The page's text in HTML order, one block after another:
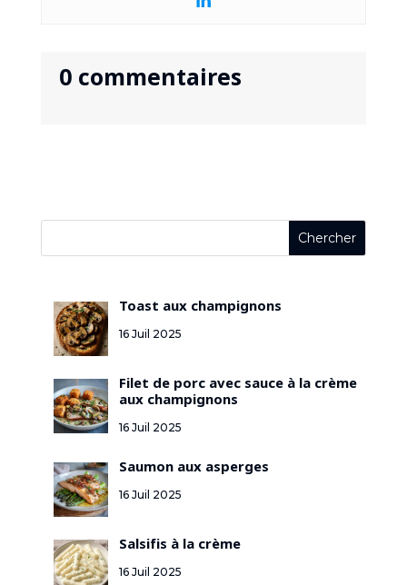
0 commentaires
Toast aux champignons
16 Juil 2025
Filet de porc avec sauce à la crème
aux champignons
16 Juil 2025
Saumon aux asperges
16 Juil 2025
Salsifis à la crème
16 Juil 2025